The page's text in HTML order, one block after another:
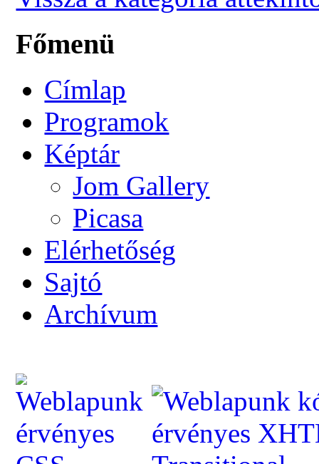
Főmenü
Címlap
Programok
Képtár
Jom Gallery
Picasa
Elérhetőség
Sajtó
Archívum